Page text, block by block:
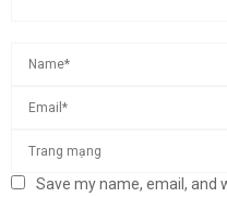
Save my name, email, and